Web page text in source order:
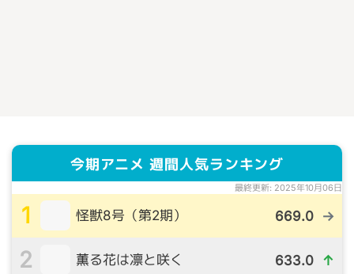
今期アニメ 週間人気ランキング
最終更新: 2025年10月06日
1 怪獣8号（第2期） 669.0 →
2 薫る花は凛と咲く 633.0 ↑